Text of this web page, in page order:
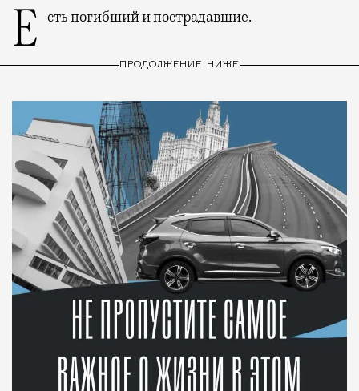
Есть погибший и пострадавшие.
ПРОДОЛЖЕНИЕ НИЖЕ